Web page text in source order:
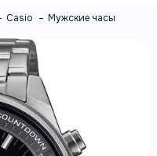
Casio Мужские часы